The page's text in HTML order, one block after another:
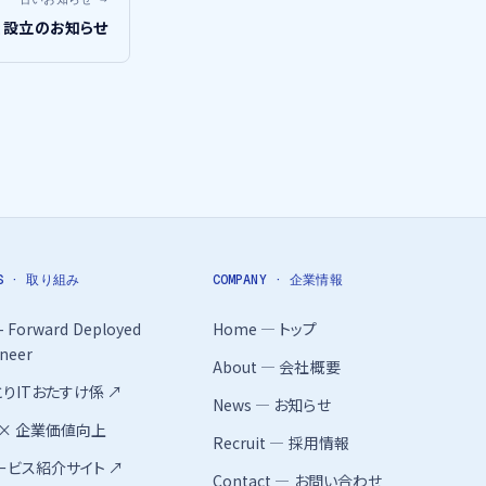
立のお知らせ
· 取り組み
Forward Deployed
りITおたすけ係 ↗
企業価値向上
ビス紹介サイト ↗
COMPANY · 企業情報
Home — トップ
About — 会社概要
News — お知らせ
Recruit — 採用情報
Contact — お問い合わせ